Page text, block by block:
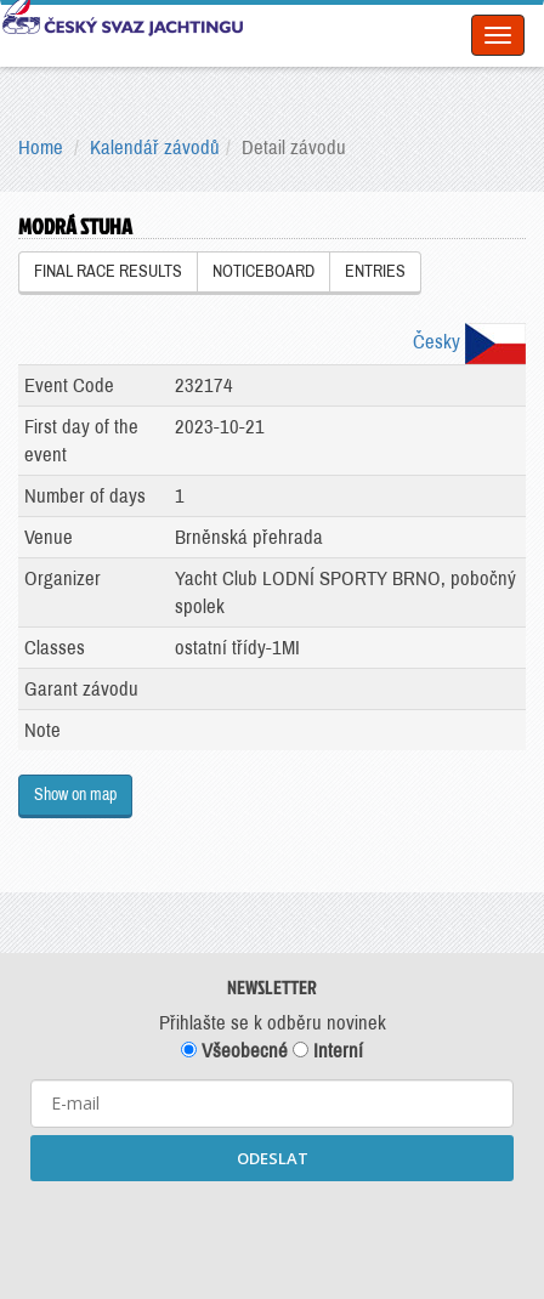
Home Kalendář závodů Detail závodu
MODRÁ STUHA
FINAL RACE RESULTS NOTICEBOARD ENTRIES
Česky
Event Code
232174
First day of the
event
2023-10-21
Number of days
1
Venue
Brněnská přehrada
Organizer
Yacht Club LODNÍ SPORTY BRNO, pobočný
spolek
Classes
ostatní třídy-1MI
Garant závodu
Note
Show on map
NEWSLETTER
Přihlašte se k odběru novinek
Všeobecné
Interní
ODESLAT